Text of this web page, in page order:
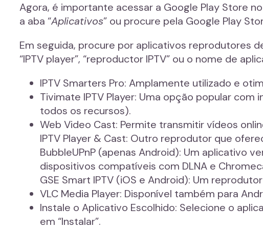
Agora, é importante acessar a Google Play Store
a aba “Aplicativos” ou procure pela Google Play
Em seguida, procure por aplicativos reprodutores
“IPTV player”, “reproductor IPTV” ou o nome de
IPTV Smarters Pro: Amplamente utilizado e
Tivimate IPTV Player: Uma opção popular
todos os recursos).
Web Video Cast: Permite transmitir vídeos
IPTV Player & Cast: Outro reprodutor que
BubbleUPnP (apenas Android): Um aplicativo
dispositivos compatíveis com DLNA e
GSE Smart IPTV (iOS e Android): Um
VLC Media Player: Disponível também para
Instale o Aplicativo Escolhido: Selecione o
em “Instalar”.